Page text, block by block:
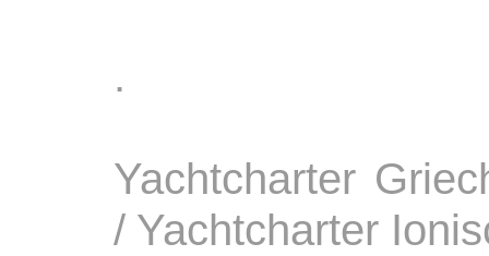
.
Yachtcharter
/ Yachtcharter